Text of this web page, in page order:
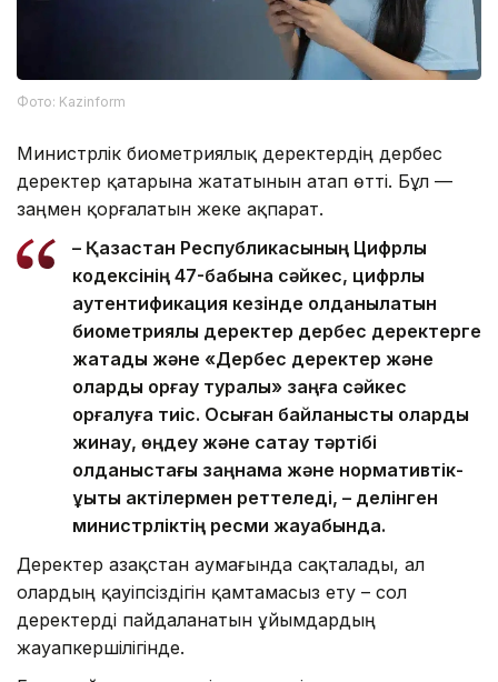
Фото: Kazinform
Министрлік биометриялық деректердің дербес
деректер қатарына жататынын атап өтті. Бұл —
заңмен қорғалатын жеке ақпарат.
– Қазақстан Республикасының Цифрлық
кодексінің 47-бабына сәйкес, цифрлық
аутентификация кезінде қолданылатын
биометриялық деректер дербес деректерге
жатады және «Дербес деректер және
оларды қорғау туралы» заңға сәйкес
қорғалуға тиіс. Осыған байланысты оларды
жинау, өңдеу және сақтау тәртібі
қолданыстағы заңнама және нормативтік-
құқықтық актілермен реттеледі, – делінген
министрліктің ресми жауабында.
Деректер Қазақстан аумағында сақталады, ал
олардың қауіпсіздігін қамтамасыз ету – сол
деректерді пайдаланатын ұйымдардың
жауапкершілігінде.